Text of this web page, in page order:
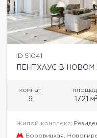
ID 51041
ПЕНТХАУС В НОВОМ
комнат
9 1721 м2
Жилой комплекс:
Боровицкая